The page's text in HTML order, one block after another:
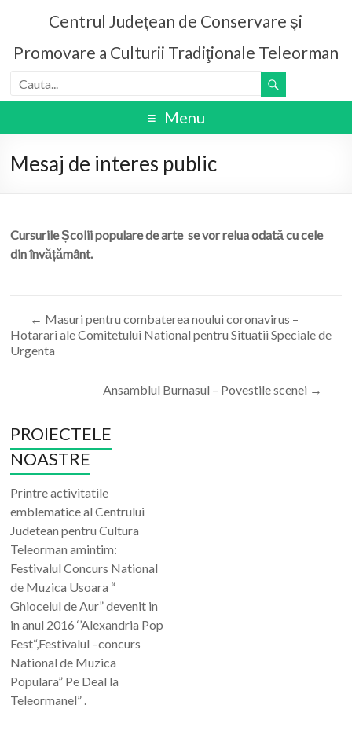
Centrul Judeţean de Conservare şi
Promovare a Culturii Tradiţionale Teleorman
Menu
Mesaj de interes public
Cursurile Școlii populare de arte se vor relua odată cu cele
din învățământ.
← Masuri pentru combaterea noului coronavirus –
Hotarari ale Comitetului National pentru Situatii Speciale de
Urgenta
Ansamblul Burnasul – Povestile scenei →
PROIECTELE
NOASTRE
Printre activitatile
emblematice al Centrului
Judetean pentru Cultura
Teleorman amintim:
Festivalul Concurs National
de Muzica Usoara “
Ghiocelul de Aur” devenit in
in anul 2016 ‘’Alexandria Pop
Fest“,Festivalul –concurs
National de Muzica
Populara” Pe Deal la
Teleormanel” .